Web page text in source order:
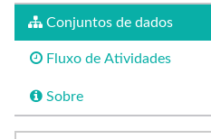
Conjuntos de dados
Fluxo de Atividades
Sobre